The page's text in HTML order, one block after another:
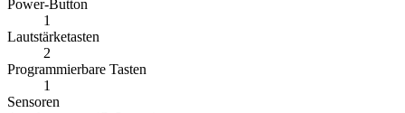
Power-Button
1
Lautstärketasten
2
Programmierbare Tasten
1
Sensoren